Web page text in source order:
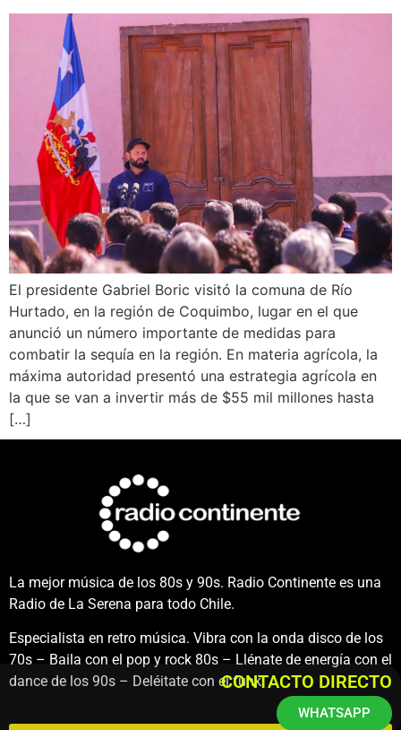
El presidente Gabriel Boric visitó la comuna de Río
Hurtado, en la región de Coquimbo, lugar en el que
anunció un número importante de medidas para
combatir la sequía en la región. En materia agrícola, la
máxima autoridad presentó una estrategia agrícola en
la que se van a invertir más de $55 mil millones hasta
[…]
La mejor música de los 80s y 90s. Radio Continente es una
Radio de La Serena para todo Chile.
Especialista en retro música. Vibra con la onda disco de los
70s – Baila con el pop y rock 80s – Llénate de energía con el
dance de los 90s – Deléitate con el funk.CONTACTO DIRECTO
WHATSAPP